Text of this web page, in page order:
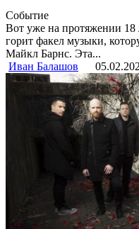
Событие
Вот уже на протяжении
горит факел музыки,
Майкл Барнс. Эта...
Иван Балашов